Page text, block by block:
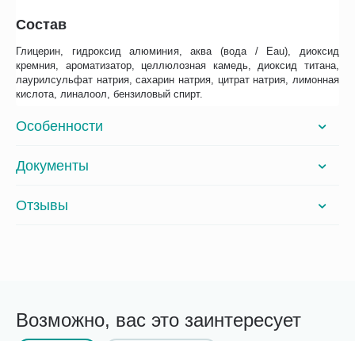
Состав
Глицерин, гидроксид алюминия, аква (вода / Eau), диоксид
кремния, ароматизатор, целлюлозная камедь, диоксид титана,
лаурилсульфат натрия, сахарин натрия, цитрат натрия, лимонная
кислота, линалоол, бензиловый спирт.
Особенности
Документы
Отзывы
Возможно, вас это заинтересует